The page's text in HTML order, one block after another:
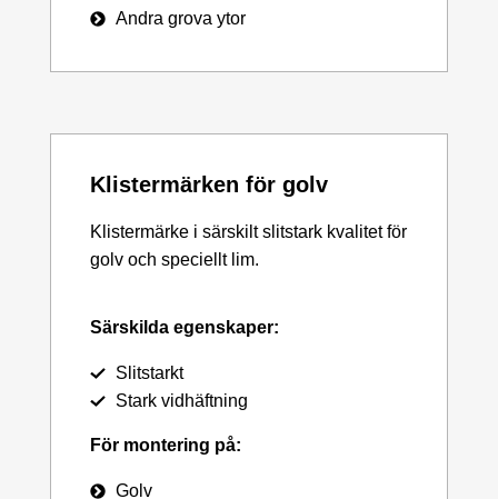
Andra grova ytor
Klistermärken för golv
Klistermärke i särskilt slitstark kvalitet för
golv och speciellt lim.
Särskilda egenskaper:
Slitstarkt
Stark vidhäftning
För montering på:
Golv